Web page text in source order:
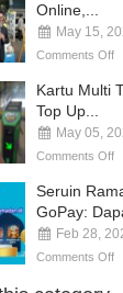
Online,...
May 15,
Comments Off
Kartu Multi
Top Up...
May 05,
Comments Off
Seruin
GoPay:
Feb 28,
Comments Off